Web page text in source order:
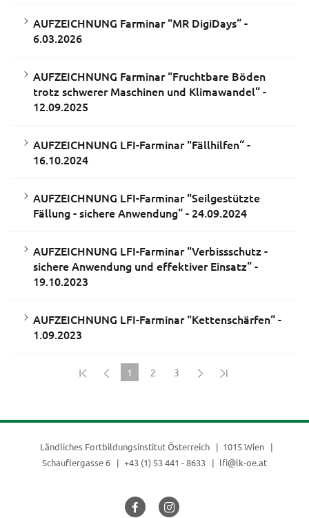
AUFZEICHNUNG Farminar "MR DigiDays“ -
6.03.2026
AUFZEICHNUNG Farminar "Fruchtbare Böden
trotz schwerer Maschinen und Klimawandel“ -
12.09.2025
AUFZEICHNUNG LFI-Farminar "Fällhilfen“ -
16.10.2024
AUFZEICHNUNG LFI-Farminar "Seilgestützte
Fällung - sichere Anwendung“ - 24.09.2024
AUFZEICHNUNG LFI-Farminar "Verbissschutz -
sichere Anwendung und effektiver Einsatz“ -
19.10.2023
AUFZEICHNUNG LFI-Farminar "Kettenschärfen“ -
1.09.2023
1
2 3
Ländliches Fortbildungsinstitut Österreich
1015 Wien
Schauflergasse 6
+43 (1) 53 441 - 8633 lfi@lk-oe.at